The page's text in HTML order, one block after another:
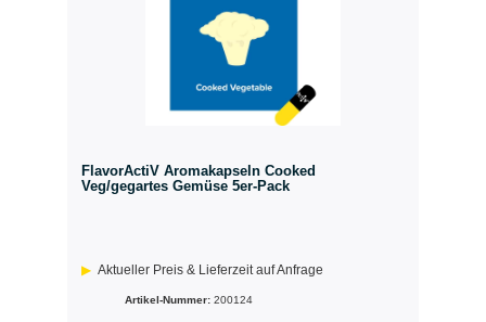
FlavorActiV Aromakapseln Cooked
Veg/gegartes Gemüse 5er-Pack
Aktueller Preis & Lieferzeit auf Anfrage
Artikel-Nummer: 200124